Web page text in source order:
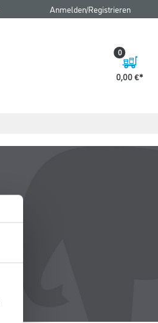
Anmelden/Registrieren
0,00 €
0